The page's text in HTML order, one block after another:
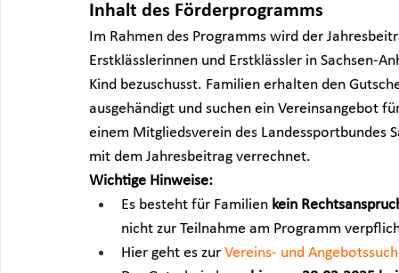
Inhalt des Förderprogramms
Im Rahmen des Programms wird der
Erstklässlerinnen und Erstklässler in Sachsen-
Kind bezuschusst. Familien erhalten den
ausgehändigt und suchen ein Vereinsangebot
einem Mitgliedsverein des Landessportbundes
mit dem Jahresbeitrag verrechnet.
Wichtige Hinweise:
Es besteht für Familien kein
nicht zur Teilnahme am Programm
Hier geht es zur Vereins- und